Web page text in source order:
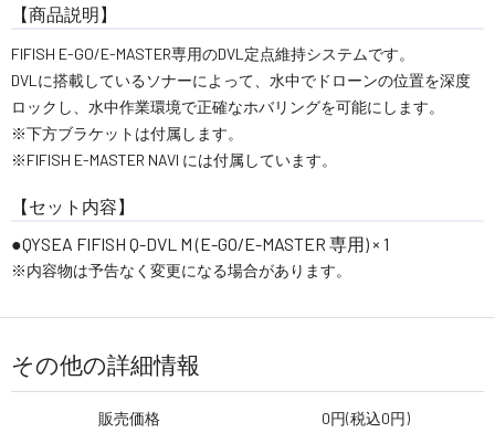
SEKIDO 会社概要
【商品説明】
FIFISH E-GO/E-MASTER専用のDVL定点維持システムです。
DVLに搭載しているソナーによって、水中でドローンの位置を深度
ロックし、水中作業環境で正確なホバリングを可能にします。
※下方ブラケットは付属します。
※FIFISH E-MASTER NAVI には付属しています。
【セット内容】
QYSEA FIFISH Q-DVL M (E-GO/E-MASTER 専用) × 1
※内容物は予告なく変更になる場合があります。
その他の詳細情報
販売価格 0円(税込0円)